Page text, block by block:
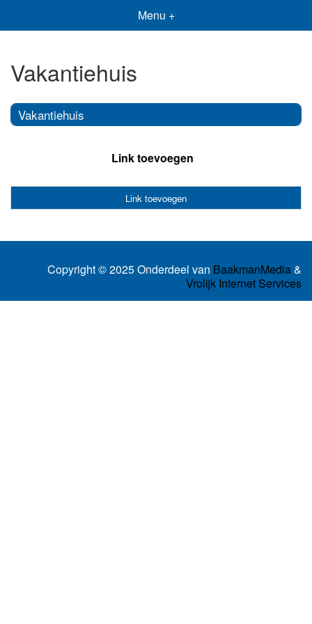
Menu +
Vakantiehuis
Vakantiehuis
Link toevoegen
Link toevoegen
Copyright © 2025 Onderdeel van BaakmanMedia&
Vrolijk Internet Services